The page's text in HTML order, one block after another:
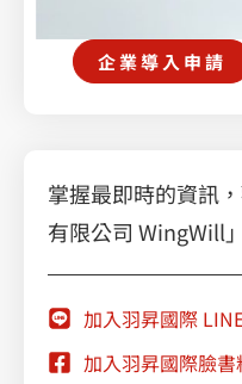
企業導入申請
掌握最即時的資訊
有限公司 WingWill
加入羽昇國際
加入羽昇國際臉書